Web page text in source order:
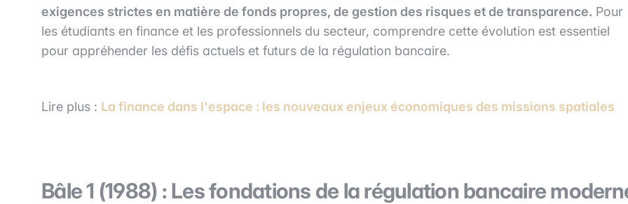
exigences strictes en matière de fonds propres, de gestion des risques et de transparence. Pour
les étudiants en finance et les professionnels du secteur, comprendre cette évolution est essentiel
pour appréhender les défis actuels et futurs de la régulation bancaire.
Lire plus : La finance dans l'espace : les nouveaux enjeux économiques des missions spatiales
Bâle 1 (1988) : Les fondations de la régulation bancaire